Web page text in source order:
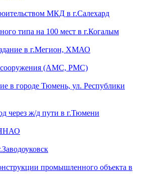
МКД в г.Салехард
типа на 100 мест в г.Когалым
в г.Мегион, ХМАО
сооружения (АМС, РМС)
в городе Тюмень, ул. Республики
через ж/д пути в г.Тюмени
промышленного объекта в